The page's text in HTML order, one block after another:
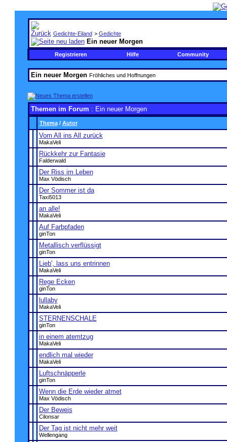
Gedichte-Eiland > Gedichte
Ein neuer Morgen
Registrieren Hilfe Community
Ein neuer Morgen Fröhliches und Hoffnungen
Themen im Forum : Ein neuer Morgen
Thema/ Autor
Vom All ins All zurück
MakaVeli
Rückkehr zur Fantasie
Falderwald
Der Riss im Leben
Max Vödisch
Der Sommer ist da
Taxi5013
an alle!
MakaVeli
Auf Farbpfaden
ginTon
Metallisch verflüssigt
ginTon
Lieb', lass uns entrinnen
MakaVeli
Rege Ecken
ginTon
lullaby
MakaVeli
STERNENSCHALE
ginTon
in einem atemtzug
MakaVeli
endlich mal wieder
MakaVeli
Luftschnäpperle
ginTon
Wenn die Erde wieder atmet
Max Vödisch
Der Beweis
Cilonsar
Der Tag ist nicht mehr weit
Wellengang